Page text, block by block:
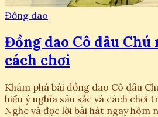
Đồng dao
Đồng dao Cô dâu Chú
cách chơi
Khám phá bài đồng dao Cô dâu
hiểu ý nghĩa sâu sắc và cách chơi
Nghe và đọc lời bài hát ngay hôm